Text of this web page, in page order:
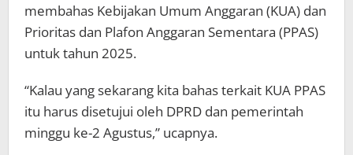
membahas Kebijakan Umum Anggaran (KUA) dan
Prioritas dan Plafon Anggaran Sementara (PPAS)
untuk tahun 2025.
“Kalau yang sekarang kita bahas terkait KUA PPAS
itu harus disetujui oleh DPRD dan pemerintah
minggu ke-2 Agustus,” ucapnya.